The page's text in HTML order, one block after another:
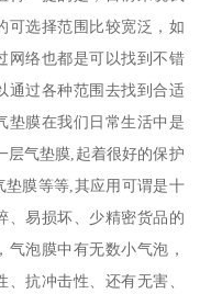
可选择范围比较宽泛，如
网络也都是可以找到不错
通过各种范围去找到合适
垫膜在我们日常生活中是
层气垫膜,起着很好的保护
膜等等,其应用可谓是十
、易损坏、少精密货品的
泡膜中有无数小气泡，
抗冲击性、还有无害、